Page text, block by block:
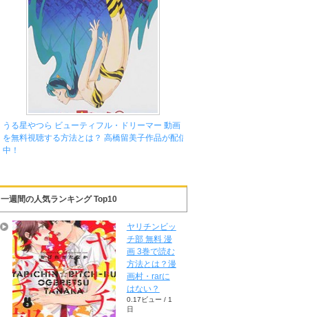
うる星やつら ビューティフル・ドリーマー 動画
を無料視聴する方法とは？ 高橋留美子作品が配信
中！
一週間の人気ランキング Top10
ヤリチンビッ
チ部 無料 漫
画 3巻で読む
方法とは？漫
画村・rarに
はない？
0.17ビュー / 1
日